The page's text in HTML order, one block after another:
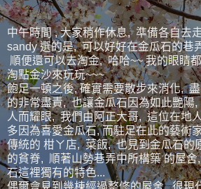
中午時間 , 大家稍作休息, 準備各自去
sandy 選的是, 可以好好在金瓜石的巷
順便還可以去淘金, 哈哈~~ 我的眼睛
淘點金沙來玩玩~~~
飽足一頓之後, 確實需要散步來消化,
的非常盡責, 也讓金瓜石因為如此艷
人而耀眼, 我們由阿正大哥, 這位在地
多因為喜愛金瓜石, 而駐足在此的藝術
傳統的 柑ㄚ店, 菜飯, 也見到金瓜石的
的貧脊, 順著山勢巷弄中所構築 的屋
石這裡獨有的特色...
偶爾會見到幾棟經過整修的屋舍, 很現